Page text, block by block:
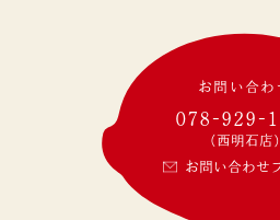
お問い合わ
078-929-
(西明石店)
お問い合わせ